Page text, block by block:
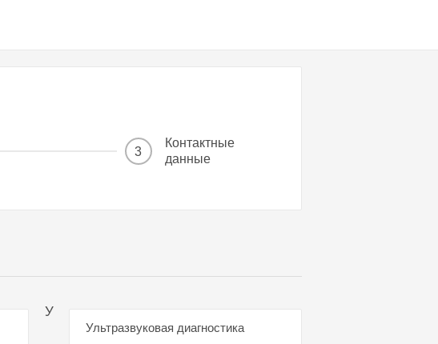
3
Контактные
данные
У
Ультразвуковая диагностика